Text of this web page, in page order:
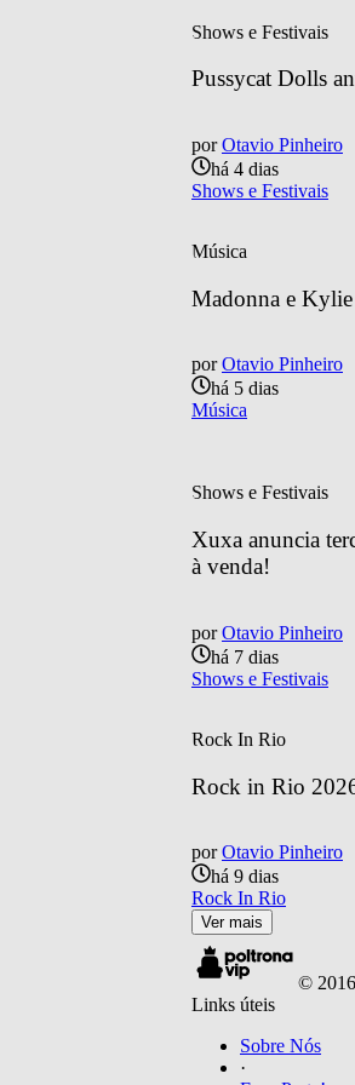
Shows e Festivais
Pussycat Dolls
por Otavio Pinheiro
há 4 dias
Shows e Festivais
Música
Madonna e
por Otavio Pinheiro
há 5 dias
Música
Shows e Festivais
Xuxa anuncia
à venda!
por Otavio Pinheiro
há 7 dias
Shows e Festivais
Rock In Rio
Rock in Rio
por Otavio Pinheiro
há 9 dias
Rock In Rio
Ver mais
©
Links úteis
Sobre Nós
·